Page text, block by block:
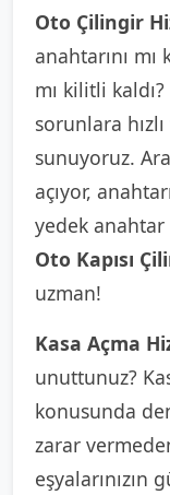
Oto Çilingir
anahtarını mı
mı kilitli
sorunlara
sunuyoruz.
açıyor,
yedek anahtar
Oto Kapısı
uzman!
Kasa Açma
unuttunuz?
konusunda
zarar